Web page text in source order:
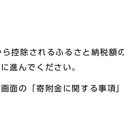
控除されるふるさと納税額
進んでください。
面の「寄附金に関する事項」